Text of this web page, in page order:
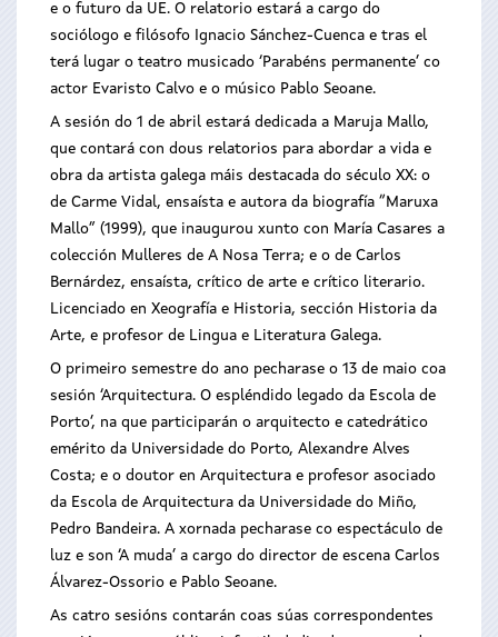
e o futuro da UE. O relatorio estará a cargo do
sociólogo e filósofo Ignacio Sánchez-Cuenca e tras el
terá lugar o teatro musicado ‘Parabéns permanente’ co
actor Evaristo Calvo e o músico Pablo Seoane.
A sesión do 1 de abril estará dedicada a Maruja Mallo,
que contará con dous relatorios para abordar a vida e
obra da artista galega máis destacada do século XX: o
de Carme Vidal, ensaísta e autora da biografía “Maruxa
Mallo” (1999), que inaugurou xunto con María Casares a
colección Mulleres de A Nosa Terra; e o de Carlos
Bernárdez, ensaísta, crítico de arte e crítico literario.
Licenciado en Xeografía e Historia, sección Historia da
Arte, e profesor de Lingua e Literatura Galega.
O primeiro semestre do ano pecharase o 13 de maio coa
sesión ‘Arquitectura. O espléndido legado da Escola de
Porto’, na que participarán o arquitecto e catedrático
emérito da Universidade do Porto, Alexandre Alves
Costa; e o doutor en Arquitectura e profesor asociado
da Escola de Arquitectura da Universidade do Miño,
Pedro Bandeira. A xornada pecharase co espectáculo de
luz e son ‘A muda’ a cargo do director de escena Carlos
Álvarez-Ossorio e Pablo Seoane.
As catro sesións contarán coas súas correspondentes